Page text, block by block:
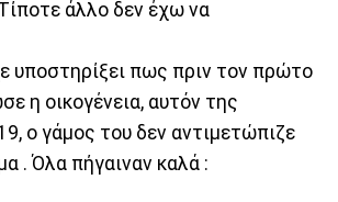
άλλο δεν έχω να
υποστηρίξει πως πριν τον πρώτο
η οικογένεια, αυτόν της
ο γάμος του δεν αντιμετώπιζε
. Όλα πήγαιναν καλά :